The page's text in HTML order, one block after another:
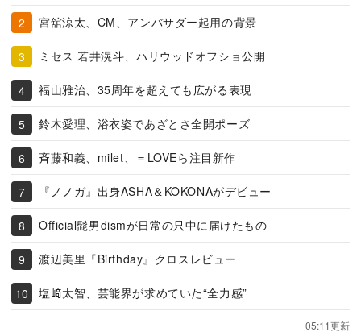
宮舘涼太、CM、アンバサダー起用の背景
ミセス 若井滉斗、ハリウッドオフショ公開
福山雅治、35周年を超えても広がる表現
鈴木愛理、浴衣姿であざとさ全開ポーズ
斉藤和義、milet、＝LOVEら注目新作
『ノノガ』出身ASHA＆KOKONAがデビュー
Official髭男dismが日常の只中に届けたもの
渡辺美里『Birthday』クロスレビュー
塩﨑太智、芸能界が求めていた“全力感”
05:11更新